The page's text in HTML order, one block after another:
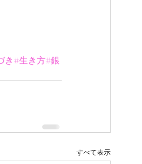
き #生き方#銀
すべて表示